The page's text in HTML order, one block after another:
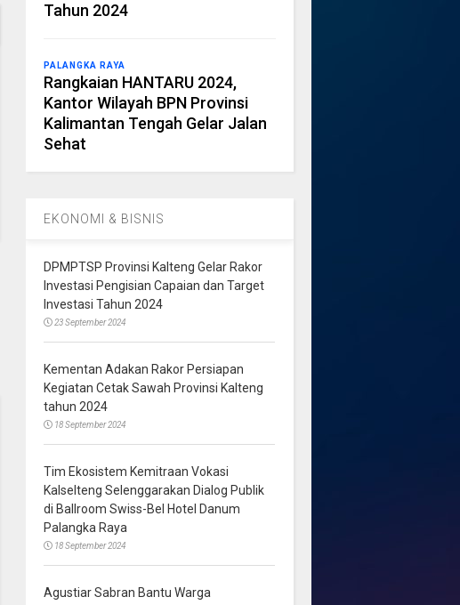
Tahun 2024
PALANGKA RAYA
Rangkaian HANTARU 2024,
Kantor Wilayah BPN Provinsi
Kalimantan Tengah Gelar Jalan
Sehat
EKONOMI & BISNIS
DPMPTSP Provinsi Kalteng Gelar Rakor
Investasi Pengisian Capaian dan Target
Investasi Tahun 2024
23 September 2024
Kementan Adakan Rakor Persiapan
Kegiatan Cetak Sawah Provinsi Kalteng
tahun 2024
18 September 2024
Tim Ekosistem Kemitraan Vokasi
Kalselteng Selenggarakan Dialog Publik
di Ballroom Swiss-Bel Hotel Danum
Palangka Raya
18 September 2024
Agustiar Sabran Bantu Warga